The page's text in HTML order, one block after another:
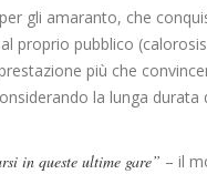
gli amaranto, che
proprio pubblico
più che
la lunga durata
in queste ultime gare” – il